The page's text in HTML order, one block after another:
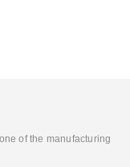
of the manufacturing